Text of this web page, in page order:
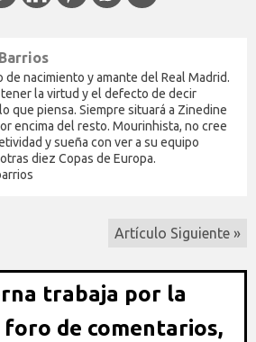
de nacimiento y amante del Real Madrid.
la virtud y el defecto de decir
que piensa. Siempre situará a Zinedine
encima del resto. Mourinhista, no cree
y sueña con ver a su equipo
diez Copas de Europa.
Artículo Siguiente »
trabaja por la
foro de comentarios,